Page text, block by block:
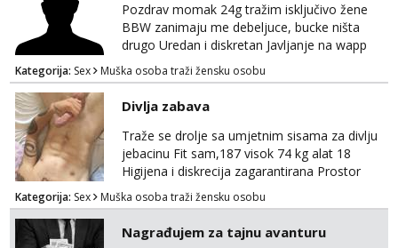
Pozdrav momak 24g tražim isključivo žene
BBW zanimaju me debeljuce, bucke ništa
drugo Uredan i diskretan Javljanje na wapp
095 546 9915
Kategorija: Sex Muška osoba traži žensku osobu
Divlja zabava
Traže se drolje sa umjetnim sisama za divlju
jebacinu Fit sam,187 visok 74 kg alat 18
Higijena i diskrecija zagarantirana Prostor
imam na području između Zadra i Šibenika
Kontakt watsap 0955406511 bez poziva
Kategorija: Sex Muška osoba traži žensku osobu
Nagrađujem za tajnu avanturu